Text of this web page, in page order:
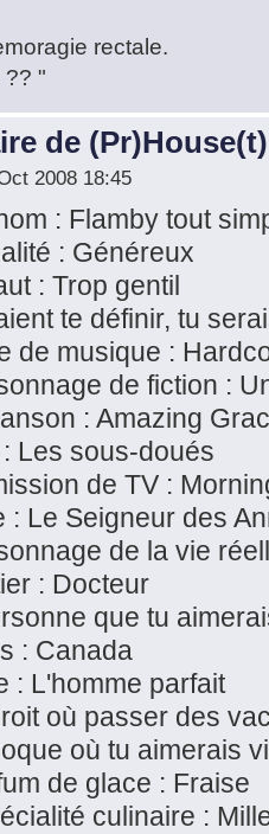
rectale.
?? "
de (Pr)House(t)
2008 18:45
: Flamby tout
: Généreux
: Trop gentil
te définir, tu
de musique :
de fiction :
: Amazing
Les sous-doués
de TV :
: Le Seigneur des
de la vie
: Docteur
que tu
: Canada
: L'homme parfait
où passer des
où tu aimerais
de glace : Fraise
culinaire :